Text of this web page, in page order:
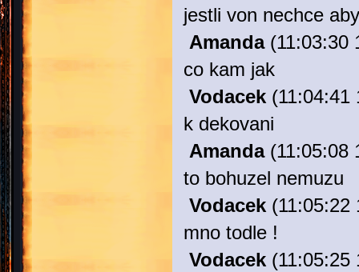
jestli von nechce
Amanda(11:03:30
co kam jak
Vodacek(11:04:41
k dekovani
Amanda(11:05:08
to bohuzel nemuzu
Vodacek(11:05:22
mno todle !
Vodacek(11:05:25